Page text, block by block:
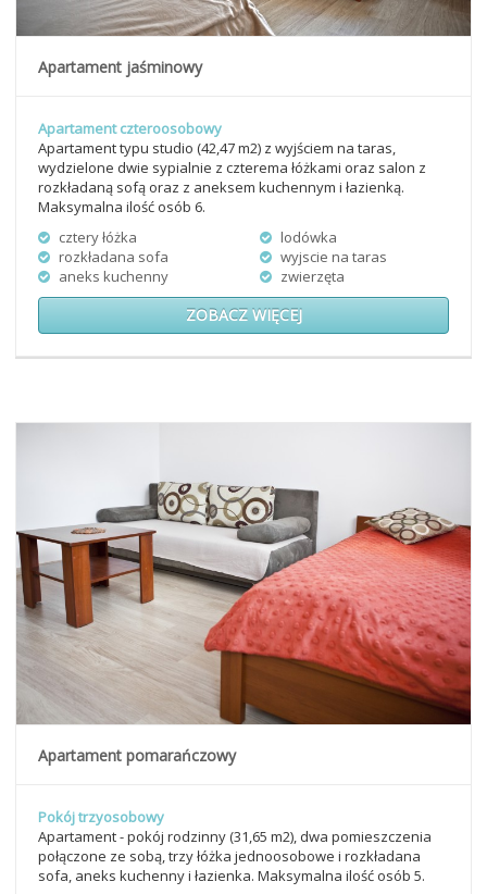
Apartament jaśminowy
Apartament czteroosobowy
Apartament typu studio (42,47 m2) z wyjściem na taras,
wydzielone dwie sypialnie z czterema łóżkami oraz salon z
rozkładaną sofą oraz z aneksem kuchennym i łazienką.
Maksymalna ilość osób 6.
cztery łóżka
rozkładana sofa
aneks kuchenny
lodówka
wyjscie na taras
zwierzęta
ZOBACZ WIĘCEJ
Apartament pomarańczowy
Pokój trzyosobowy
Apartament - pokój rodzinny (31,65 m2), dwa pomieszczenia
połączone ze sobą, trzy łóżka jednoosobowe i rozkładana
sofa, aneks kuchenny i łazienka. Maksymalna ilość osób 5.